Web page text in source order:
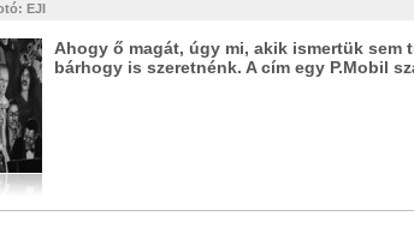
EJI
Ahogy ő magát, úgy mi, akik ismertük sem
bárhogy is szeretnénk. A cím egy P.Mobil